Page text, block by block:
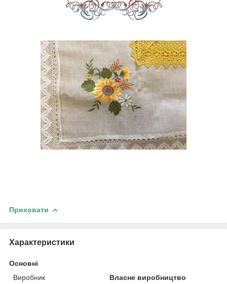
Приховати
Характеристики
Основні
Виробник
Власне виробництво